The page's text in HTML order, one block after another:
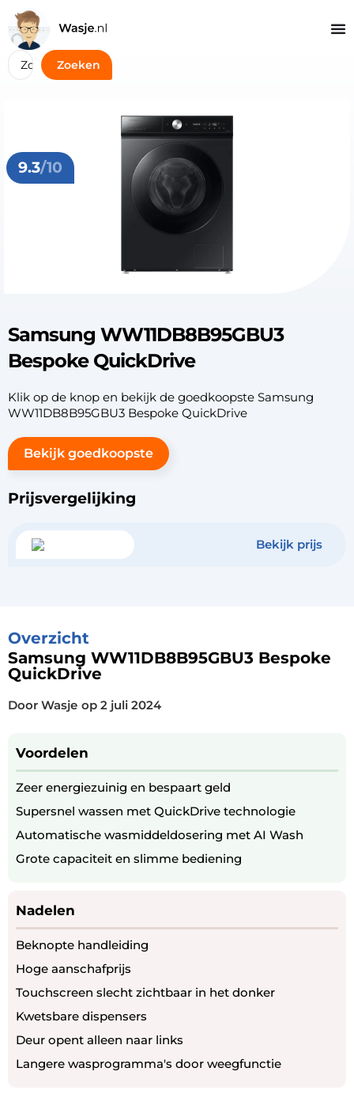
Zoeken
9.3/10
Samsung WW11DB8B95GBU3
Bespoke QuickDrive
Klik op de knop en bekijk de goedkoopste Samsung
WW11DB8B95GBU3 Bespoke QuickDrive
Bekijk goedkoopste
Prijsvergelijking
Bekijk prijs
Overzicht
Samsung WW11DB8B95GBU3 Bespoke
QuickDrive
Door Wasje op 2 juli 2024
Voordelen
Zeer energiezuinig en bespaart geld
Supersnel wassen met QuickDrive technologie
Automatische wasmiddeldosering met AI Wash
Grote capaciteit en slimme bediening
Nadelen
Beknopte handleiding
Hoge aanschafprijs
Touchscreen slecht zichtbaar in het donker
Kwetsbare dispensers
Deur opent alleen naar links
Langere wasprogramma's door weegfunctie